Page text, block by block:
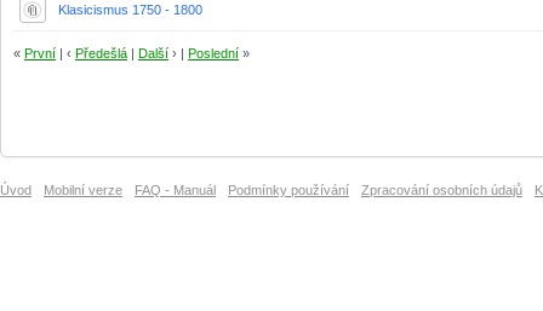
Klasicismus 1750 - 1800
« První | ‹ Předešlá Další › | Poslední »
Úvod Mobilní verze FAQ - Manuál Podmínky používání Zpracování osobních údajů